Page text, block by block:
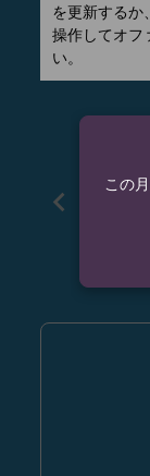
を更新するか
操作してオフ
い。
chevron_left
この